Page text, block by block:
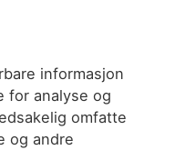
informasjon
for analyse og
omfatte
og andre